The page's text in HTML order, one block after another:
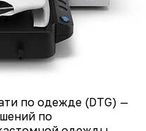
по одежде (DTG) —
по